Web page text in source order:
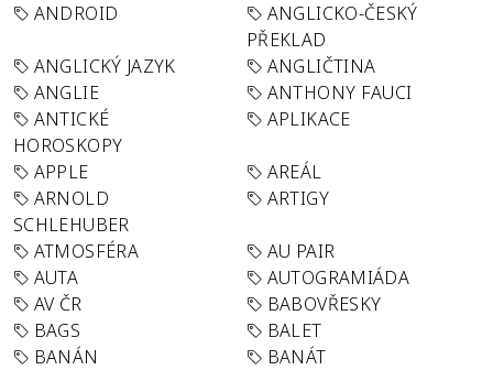
ANDROID
ANGLICKO-ČESKÝ
PŘEKLAD
ANGLICKÝ JAZYK
ANGLIČTINA
ANGLIE
ANTHONY FAUCI
ANTICKÉ
HOROSKOPY
APLIKACE
APPLE
AREÁL
ARNOLD
SCHLEHUBER
ARTIGY
ATMOSFÉRA
AU PAIR
AUTA
AUTOGRAMIÁDA
AV ČR
BABOVŘESKY
BAGS
BALET
BANÁN
BANÁT